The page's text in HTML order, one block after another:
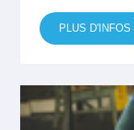
PLUS D'INFOS